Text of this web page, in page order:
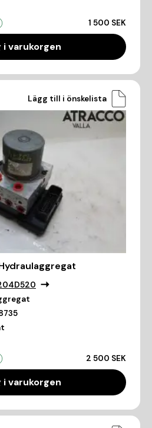
1 500 SEK
i varukorgen
Lägg till i önskelista
2 500 SEK
i varukorgen